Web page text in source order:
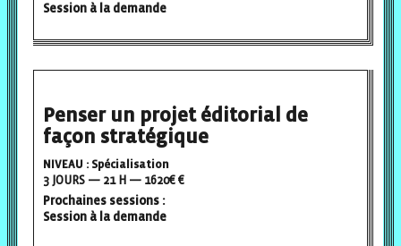
Session à la demande
Penser un projet éditorial de
façon stratégique
NIVEAU : Spécialisation
3 JOURS — 21 H — 1620€ €
Prochaines sessions :
Session à la demande